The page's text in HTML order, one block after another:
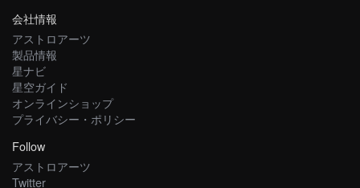
会社情報
アストロアーツ
製品情報
星ナビ
星空ガイド
オンラインショップ
プライバシー・ポリシー
Follow
アストロアーツ
Twitter